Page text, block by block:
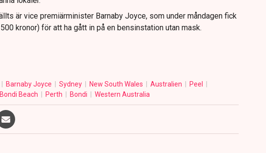
är vice premiärminister Barnaby Joyce, som under måndagen fick
kronor) för att ha gått in på en bensinstation utan mask.
Barnaby Joyce Sydney New South Wales Australien
Peel
Bondi Beach Perth Bondi Western Australia